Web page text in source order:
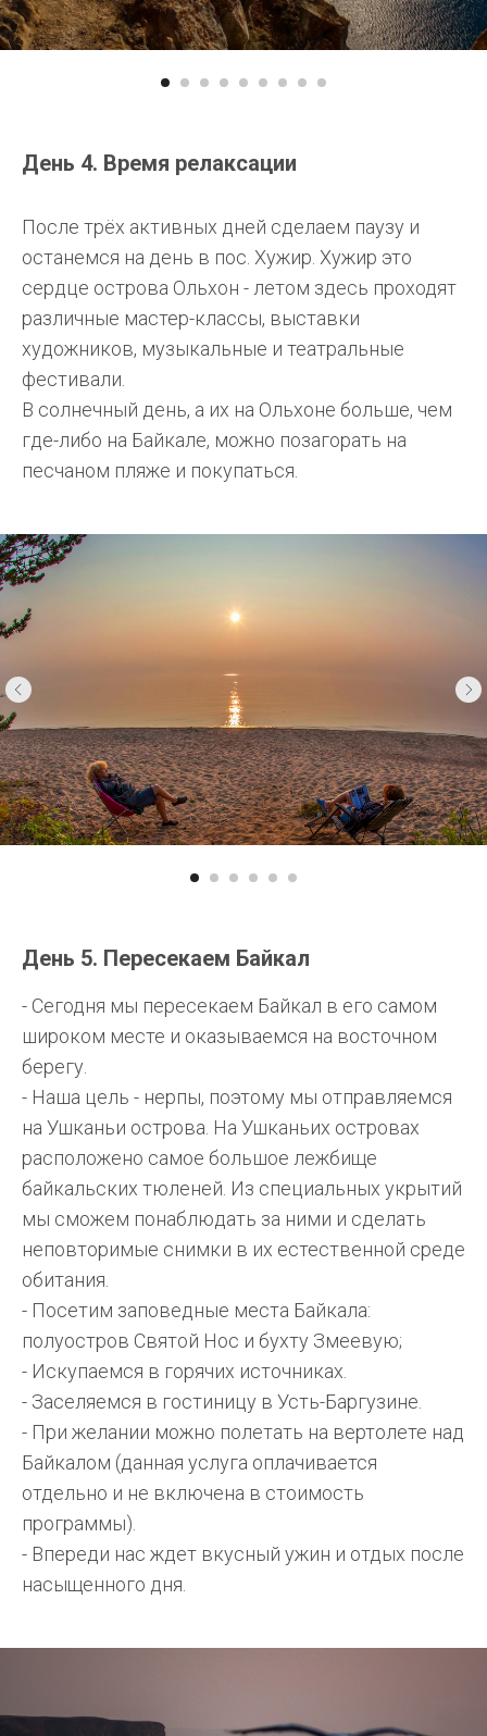
День 4. Время релаксации
После трёх активных дней сделаем паузу и
останемся на день в пос. Хужир. Хужир это
сердце острова Ольхон - летом здесь проходят
различные мастер-классы, выставки
художников, музыкальные и театральные
фестивали.
В солнечный день, а их на Ольхоне больше, чем
где-либо на Байкале, можно позагорать на
песчаном пляже и покупаться.
День 5. Пересекаем Байкал
- Сегодня мы пересекаем Байкал в его самом
широком месте и оказываемся на восточном
берегу.
- Наша цель - нерпы, поэтому мы отправляемся
на Ушканьи острова. На Ушканьих островах
расположено самое большое лежбище
байкальских тюленей. Из специальных укрытий
мы сможем понаблюдать за ними и сделать
неповторимые снимки в их естественной среде
обитания.
- Посетим заповедные места Байкала:
полуостров Святой Нос и бухту Змеевую;
- Искупаемся в горячих источниках.
- Заселяемся в гостиницу в Усть-Баргузине.
- При желании можно полетать на вертолете над
Байкалом (данная услуга оплачивается
отдельно и не включена в стоимость
программы).
- Впереди нас ждет вкусный ужин и отдых после
насыщенного дня.